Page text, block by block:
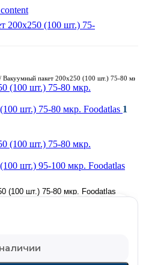
/ Вакуумный пакет 200х250 (100 шт.) 75-80 мкр.
шт.) 75-80 мкр. Foodatlas 1
шт.) 95-100 мкр. Foodatlas